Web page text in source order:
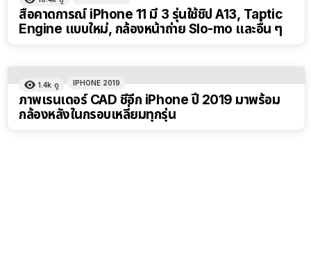
สื่อคาดการณ์ iPhone 11 มี 3 รุ่นใช้ชิป A13, Taptic
Engine แบบใหม่, กล้องหน้าถ่าย Slo-mo และอื่น ๆ
1.4k ดู IPHONE 2019
ภาพเรนเดอร์ CAD ชี้อีก iPhone ปี 2019 มาพร้อม
กล้องหลังในกรอบเหลี่ยมทุกรุ่น